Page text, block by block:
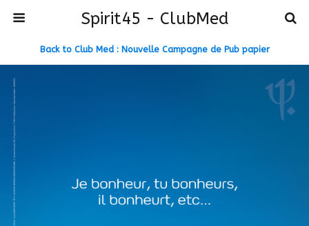
Spirit45 - ClubMed
Back to Club Med : Nouvelle Campagne de Pub papier